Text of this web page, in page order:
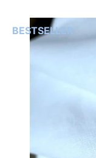
BESTSELLER